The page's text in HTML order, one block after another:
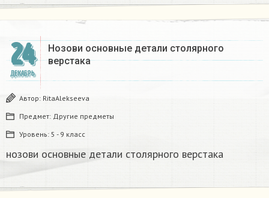
24
ДЕКАБРЬ
Нозови основные детали столярного
верстака
Автор: RitaAlekseeva
Предмет: Другие предметы
Уровень: 5 - 9 класс
нозови основные детали столярного верстака